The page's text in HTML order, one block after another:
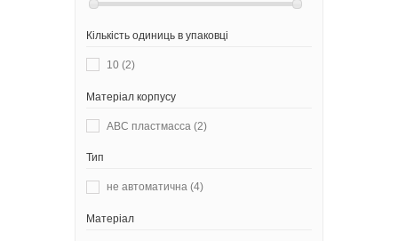
Кількість одиниць в упаковці
10 (2)
Матеріал корпусу
АВС пластмасса (2)
Тип
не автоматична (4)
Матеріал